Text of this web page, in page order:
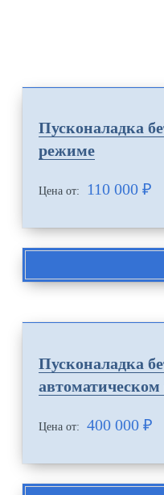
Пусконаладка
режиме
Цена от: 110 000 ₽
Пусконаладка
Цена от: 400 000 ₽